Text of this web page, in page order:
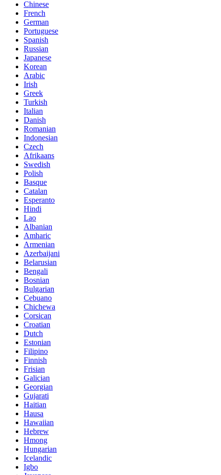
Chinese
French
German
Portuguese
Spanish
Russian
Japanese
Korean
Arabic
Irish
Greek
Turkish
Italian
Danish
Romanian
Indonesian
Czech
Afrikaans
Swedish
Polish
Basque
Catalan
Esperanto
Hindi
Lao
Albanian
Amharic
Armenian
Azerbaijani
Belarusian
Bengali
Bosnian
Bulgarian
Cebuano
Chichewa
Corsican
Croatian
Dutch
Estonian
Filipino
Finnish
Frisian
Galician
Georgian
Gujarati
Haitian
Hausa
Hawaiian
Hebrew
Hmong
Hungarian
Icelandic
Igbo